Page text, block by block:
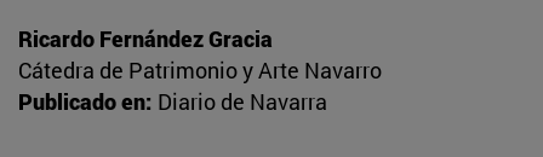
Ricardo Fernández Gracia
Cátedra de Patrimonio y Arte Navarro
Publicado en: Diario de Navarra